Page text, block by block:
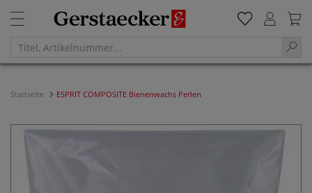
Startseite ESPRIT COMPOSITE Bienenwachs Perlen